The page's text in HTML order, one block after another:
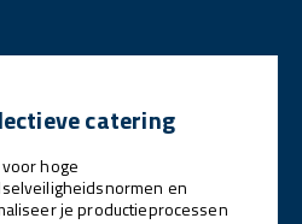
catering
hoge
en
je productieprocessen